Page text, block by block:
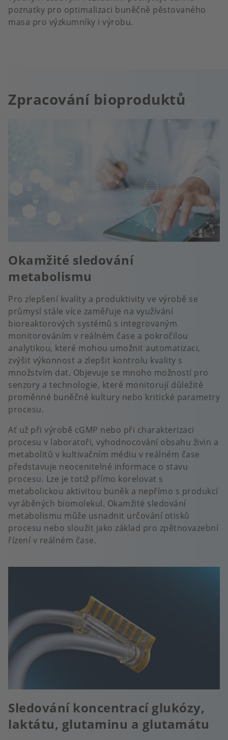
poznatky pro optimalizaci buněčně pěstovaného
masa pro výzkumníky i výrobu.
Zpracování bioproduktů
Okamžité sledování
metabolismu
Pro zlepšení kvality a produktivity ve výrobě se
průmysl stále více zaměřuje na využívání
bioreaktorových systémů s integrovaným
monitorováním v reálném čase a pokročilou
analytikou, které mohou umožnit automatizaci,
zvýšit výkonnost a zlepšit kontrolu kvality s
množstvím dat. Objevuje se mnoho možností pro
senzory a technologie, které monitorují důležité
proměnné buněčné kultury nebo kritické parametry
procesu.
Ať už při výrobě cGMP nebo při charakterizaci
procesu v laboratoři, vyhodnocování obsahu živin a
metabolitů v kultivačním médiu v reálném čase
představuje neocenitelné informace o stavu
procesu. Lze je totiž přímo korelovat s
metabolickou aktivitou buněk a nepřímo s produkcí
vyráběných biomolekul. Okamžité sledování
metabolismu může usnadnit určování otisků
procesu nebo sloužit jako základ pro zpětnovazební
řízení v reálném čase.
Sledování koncentrací glukózy,
laktátu, glutaminu a glutamátu